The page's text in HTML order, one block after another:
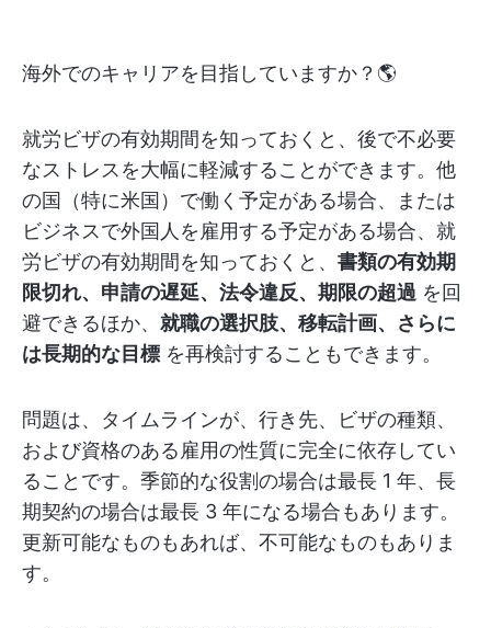
海外でのキャリアを目指していますか？🌎
就労ビザの有効期間を知っておくと、後で不必要
なストレスを大幅に軽減することができます。他
の国（特に米国）で働く予定がある場合、または
ビジネスで外国人を雇用する予定がある場合、就
労ビザの有効期間を知っておくと、 書類の有効期
限切れ、申請の遅延、法令違反、期限の超過 を回
避できるほか、 就職の選択肢、移転計画、さらに
は長期的な目標 を再検討することもできます。
問題は、タイムラインが、行き先、ビザの種類、
および資格のある雇用の性質に完全に依存してい
ることです。季節的な役割の場合は最長 1 年、長
期契約の場合は最長 3 年になる場合もあります。
更新可能なものもあれば、不可能なものもありま
す。